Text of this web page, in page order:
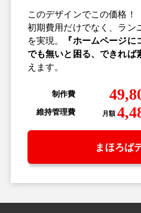
このデザインでこの価格！
初期費用だけでなく、ラン
を実現。
『ホームページに
でも無いと困る、できれば
えます。
制作費
維持管理費 月額
まほろば